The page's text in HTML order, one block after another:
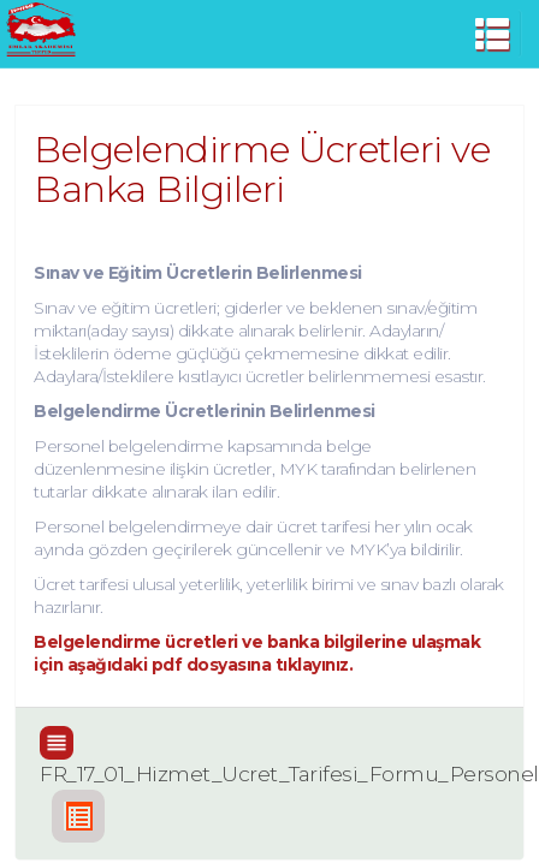
Belgelendirme Ücretleri ve
Banka Bilgileri
Sınav ve Eğitim Ücretlerin Belirlenmesi
Sınav ve eğitim ücretleri; giderler ve beklenen sınav/eğitim
miktarı(aday sayısı) dikkate alınarak belirlenir. Adayların/
İsteklilerin ödeme güçlüğü çekmemesine dikkat edilir.
Adaylara/İsteklilere kısıtlayıcı ücretler belirlenmemesi esastır.
Belgelendirme Ücretlerinin Belirlenmesi
Personel belgelendirme kapsamında belge
düzenlenmesine ilişkin ücretler, MYK tarafından belirlenen
tutarlar dikkate alınarak ilan edilir.
Personel belgelendirmeye dair ücret tarifesi her yılın ocak
ayında gözden geçirilerek güncellenir ve MYK’ya bildirilir.
Ücret tarifesi ulusal yeterlilik, yeterlilik birimi ve sınav bazlı olarak
hazırlanır.
Belgelendirme ücretleri ve banka bilgilerine ulaşmak
için aşağıdaki pdf dosyasına tıklayınız.